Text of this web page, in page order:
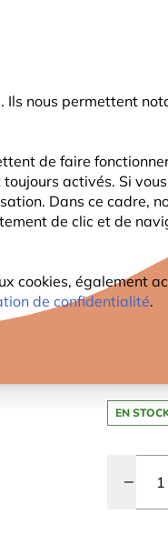
Ils nous permettent
de faire
activés. Si
Dans ce cadre,
de clic et de
cookies, également
de confidentialité.
EN